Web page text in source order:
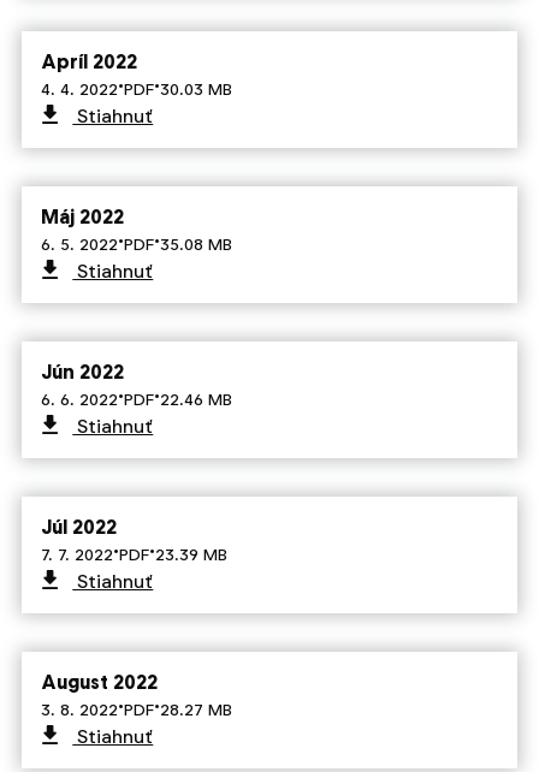
Apríl 2022
4. 4. 2022·PDF·30.03 MB
Stiahnuť
Máj 2022
6. 5. 2022·PDF·35.08 MB
Stiahnuť
Jún 2022
6. 6. 2022·PDF·22.46 MB
Stiahnuť
Júl 2022
7. 7. 2022·PDF·23.39 MB
Stiahnuť
August 2022
3. 8. 2022·PDF·28.27 MB
Stiahnuť